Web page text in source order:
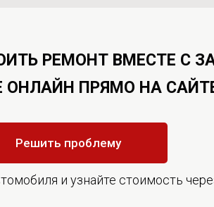
РЕМОНТ ВМЕСТЕ С
ОНЛАЙН ПРЯМО НА
Решить проблему
и узнайте стоимость